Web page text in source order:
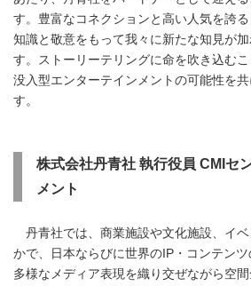
す。豊富なコネクションと高い人気を誇
知識と敬意をもって我々に新たな知見が
す。ストーリーテリングに命を吹き込むこ
没入型エンターテインメントの可能性を
す。
株式会社丹青社 執行役員 CMIセ
メント
丹青社では、商業施設や文化施設、イ
かで、日本ならびに世界のIP・コンテンツ
多様なメディア表現を織り交ぜながら空